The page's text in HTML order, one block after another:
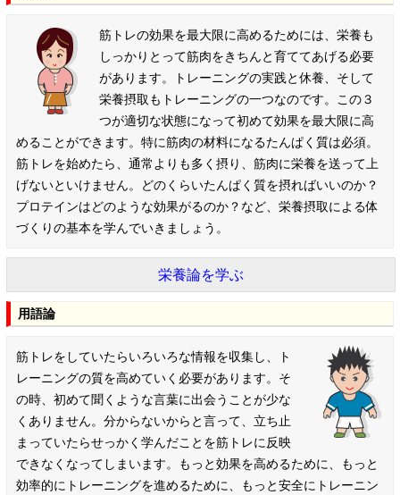
筋トレの効果を最大限に高めるためには、栄養も
しっかりとって筋肉をきちんと育ててあげる必要
があります。トレーニングの実践と休養、そして
栄養摂取もトレーニングの一つなのです。この３
つが適切な状態になって初めて効果を最大限に高
めることができます。特に筋肉の材料になるたんぱく質は必須。
筋トレを始めたら、通常よりも多く摂り、筋肉に栄養を送って上
げないといけません。どのくらいたんぱく質を摂ればいいのか？
プロテインはどのような効果がるのか？など、栄養摂取による体
づくりの基本を学んでいきましょう。
栄養論を学ぶ
用語論
筋トレをしていたらいろいろな情報を収集し、ト
レーニングの質を高めていく必要があります。そ
の時、初めて聞くような言葉に出会うことが少な
くありません。分からないからと言って、立ち止
まっていたらせっかく学んだことを筋トレに反映
できなくなってしまいます。もっと効果を高めるために、もっと
効率的にトレーニングを進めるために、もっと安全にトレーニン